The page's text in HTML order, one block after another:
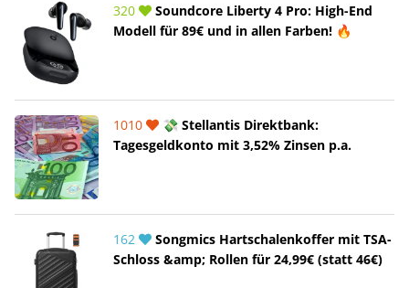
320
Soundcore Liberty 4 Pro: High-End
Modell für 89€ und in allen Farben! 🔥
1010
💸 Stellantis Direktbank:
Tagesgeldkonto mit 3,52% Zinsen p.a.
162
Songmics Hartschalenkoffer mit TSA-
Schloss &amp; Rollen für 24,99€ (statt 46€)